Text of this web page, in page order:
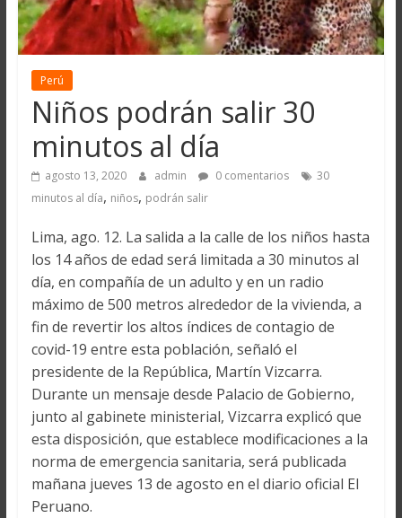
Perú
Niños podrán salir 30
minutos al día
agosto 13, 2020 admin 0 comentarios
30
minutos al día, niños, podrán salir
Lima, ago. 12. La salida a la calle de los niños hasta
los 14 años de edad será limitada a 30 minutos al
día, en compañía de un adulto y en un radio
máximo de 500 metros alrededor de la vivienda, a
fin de revertir los altos índices de contagio de
covid-19 entre esta población, señaló el
presidente de la República, Martín Vizcarra.
Durante un mensaje desde Palacio de Gobierno,
junto al gabinete ministerial, Vizcarra explicó que
esta disposición, que establece modificaciones a la
norma de emergencia sanitaria, será publicada
mañana jueves 13 de agosto en el diario oficial El
Peruano.